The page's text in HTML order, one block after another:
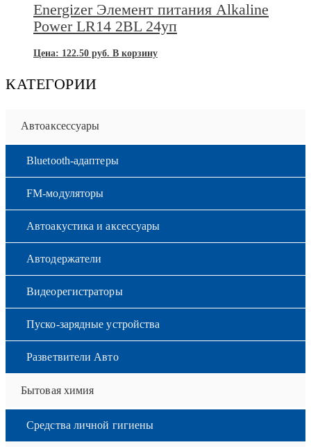
Energizer Элемент питания Alkaline
Power LR14 2BL 24уп
Цена: 122.50 руб. В корзину
КАТЕГОРИИ
Автоаксессуары
Bluetooth-адаптеры
FM-модуляторы
Автоакустика и аксессуары
Автодержатели
Видеорегистраторы
Пуско-зарядные устройства
Разветвители Авто
Бытовая химия
Средства личной гигиены